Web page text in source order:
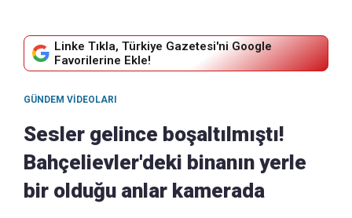
Linke Tıkla, Türkiye Gazetesi'ni Google
Favorilerine Ekle!
GÜNDEM VIDEOLARI
Sesler gelince boşaltılmıştı!
Bahçelievler'deki binanın yerle
bir olduğu anlar kamerada